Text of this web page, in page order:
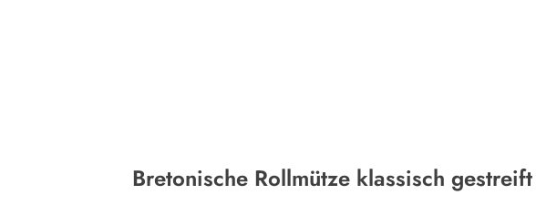
Bretonische Rollmütze klassisch gestreift